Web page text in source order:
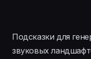
Подсказки для
звуковых